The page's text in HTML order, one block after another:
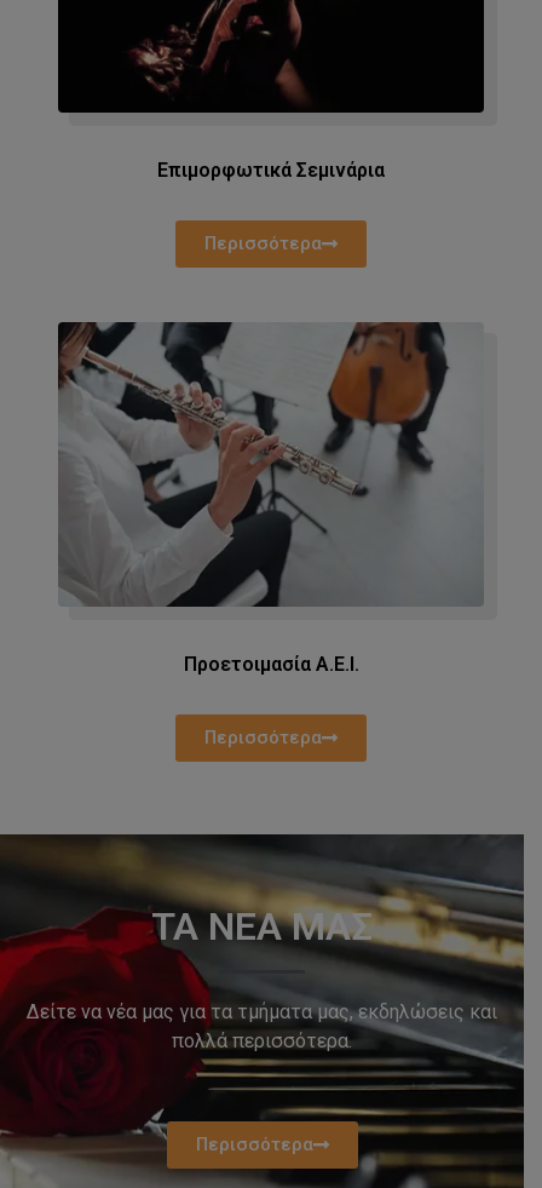
Επιμορφωτικά Σεμινάρια
Περισσότερα
Προετοιμασία Α.Ε.Ι.
Περισσότερα
ΤΑ ΝΕΑ ΜΑΣ
Δείτε να νέα μας για τα τμήματα μας, εκδηλώσεις και
πολλά περισσότερα.
Περισσότερα